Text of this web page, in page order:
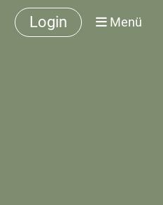
Login Menü